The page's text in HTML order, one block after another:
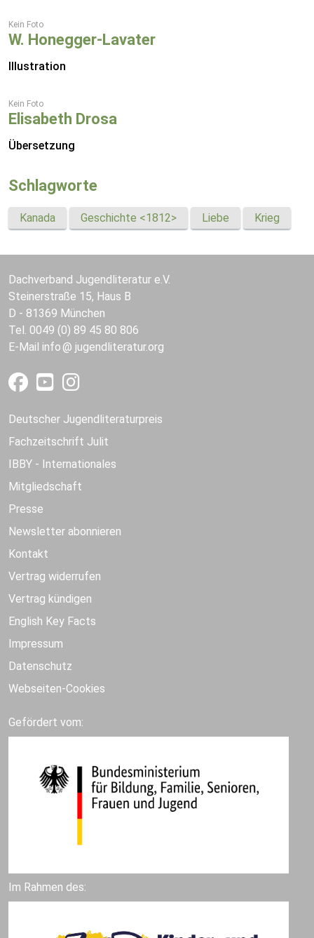
Kein Foto
W. Honegger-Lavater
Illustration
Kein Foto
Elisabeth Drosa
Übersetzung
Schlagworte
Kanada Geschichte <1812> Liebe Krieg
Dachverband Jugendliteratur e.V.
Steinerstraße 15, Haus B
D - 81369 München
Tel. 0049 (0) 89 45 80 806
E-Mail info jugendliteratur.org
Deutscher Jugendliteraturpreis
Fachzeitschrift Julit
IBBY - Internationales
Mitgliedschaft
Presse
Newsletter abonnieren
Kontakt
Vertrag widerrufen
Vertrag kündigen
English Key Facts
Impressum
Datenschutz
Webseiten-Cookies
Gefördert vom:
Im Rahmen des: